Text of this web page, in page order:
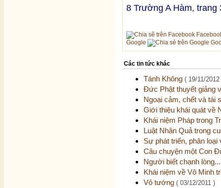
8 Trường A Hàm,
Google
Các tin tức khác
Tánh Không ( 19/11/2012
Đức Phật thuyết giảng
Ngoại cảm, chết và tái
Giới thiệu khái quát về
Khái niệm Pháp trong
Luật Nhân Quả trong
Sự phát triển, phân
Câu chuyện một Con
Người biết chạnh
Khái niệm về Vô Minh
Vô tướng ( 03/12/2011 )